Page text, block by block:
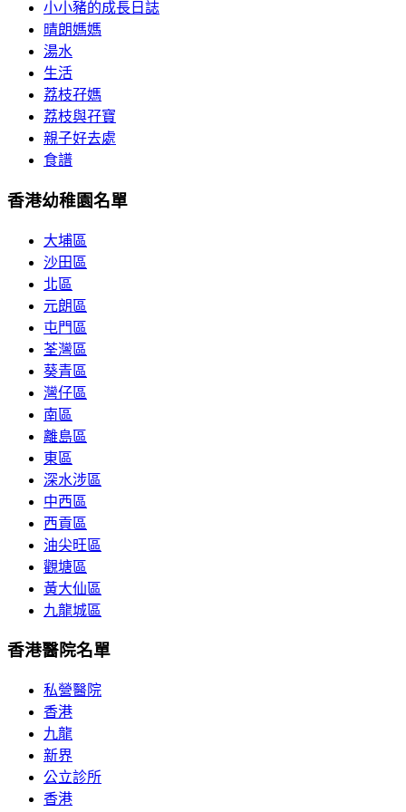
小小豬的成長日誌
晴朗媽媽
湯水
生活
荔枝孖媽
荔枝與孖寶
親子好去處
食譜
香港幼稚園名單
大埔區
沙田區
北區
元朗區
屯門區
荃灣區
葵青區
灣仔區
南區
離島區
東區
深水涉區
中西區
西貢區
油尖旺區
觀塘區
黃大仙區
九龍城區
香港醫院名單
私營醫院
香港
九龍
新界
公立診所
香港